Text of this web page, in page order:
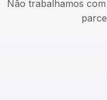
Não trabalhamos